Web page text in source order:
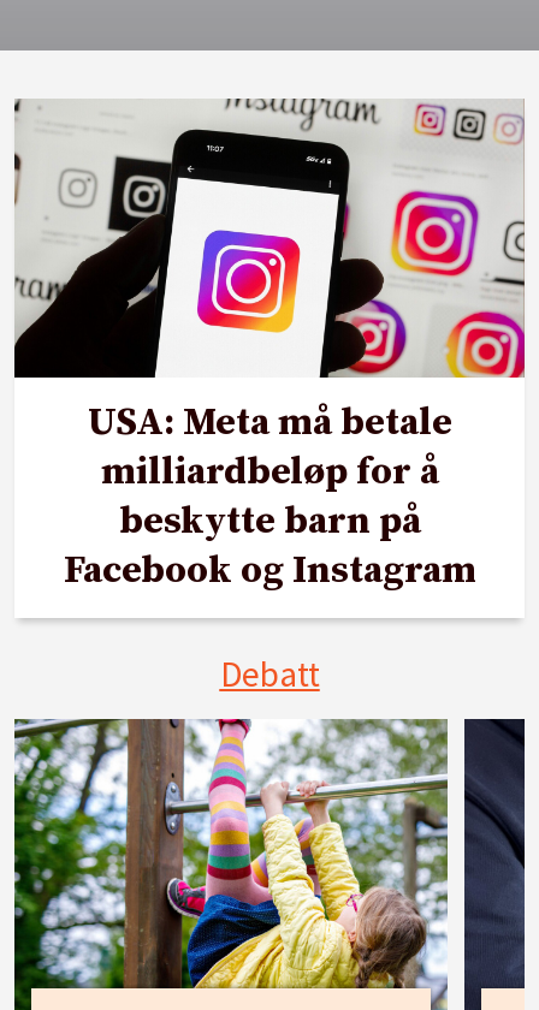
USA: Meta må betale
milliardbeløp for å
beskytte barn på
Facebook og Instagram
Debatt